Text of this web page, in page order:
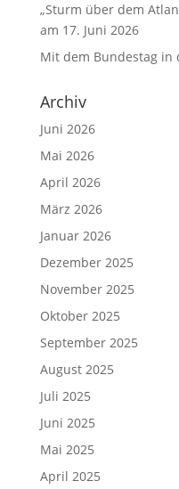
„Sturm über dem
am 17. Juni 2026
Mit dem Bundestag in
Archiv
Juni 2026
Mai 2026
April 2026
März 2026
Januar 2026
Dezember 2025
November 2025
Oktober 2025
September 2025
August 2025
Juli 2025
Juni 2025
Mai 2025
April 2025